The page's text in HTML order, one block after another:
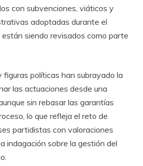
con subvenciones, viáticos y
adoptadas durante el
siendo revisados como parte
figuras políticas han subrayado la
las actuaciones desde una
sin rebasar las garantías
lo que refleja el reto de
partidistas con valoraciones
indagación sobre la gestión del